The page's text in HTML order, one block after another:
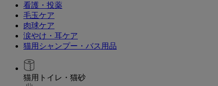
看護・投薬
毛玉ケア
肉球ケア
涙やけ・耳ケア
猫用シャンプー・バス用品
猫用トイレ・猫砂